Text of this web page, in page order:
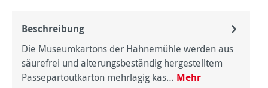
Beschreibung
Die Museumkartons der Hahnemühle werden aus
säurefrei und alterungsbeständig hergestelltem
Passepartoutkarton mehrlagig kas… Mehr